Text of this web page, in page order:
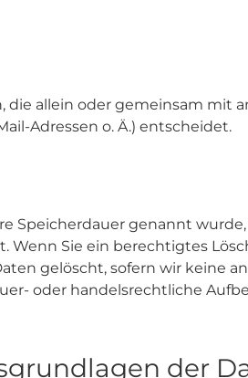
allein oder gemeinsam mit
Adressen o. Ä.) entscheidet.
Speicherdauer genannt
Wenn Sie ein berechtigtes
gelöscht, sofern wir keine
oder handelsrechtliche
der